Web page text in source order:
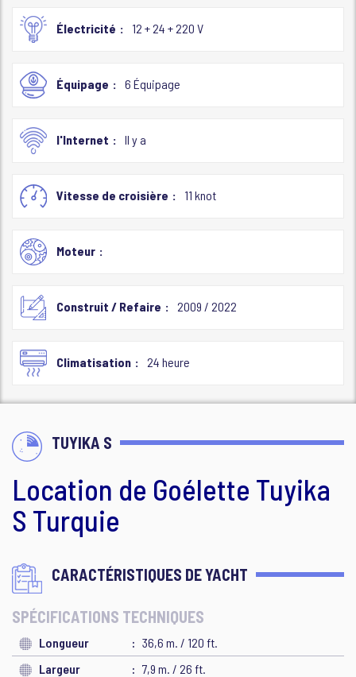
Électricité 12 + 24 + 220 V
Équipage 6 Équipage
l'Internet Il y a
Vitesse de croisière 11 knot
Moteur
Construit / Refaire 2009 / 2022
Climatisation 24 heure
TUYIKA S
Location de Goélette Tuyika
S Turquie
CARACTÉRISTIQUES DE YACHT
SPÉCIFICATIONS TECHNIQUES
Longueur
36,6 m. / 120 ft.
Largeur
7,9 m. / 26 ft.